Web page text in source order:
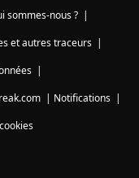
sommes-nous ?
et autres traceurs|
|
Notifications